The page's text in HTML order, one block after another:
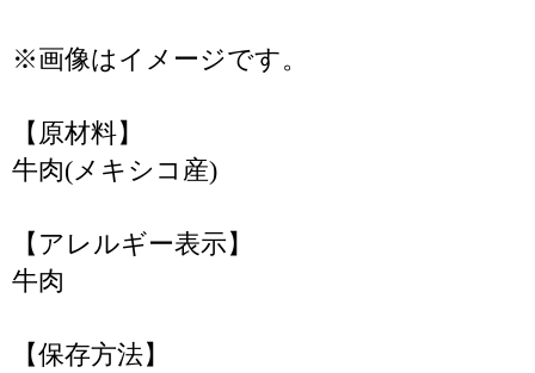
※画像はイメージです。
【原材料】
牛肉(メキシコ産)
【アレルギー表示】
牛肉
【保存方法】